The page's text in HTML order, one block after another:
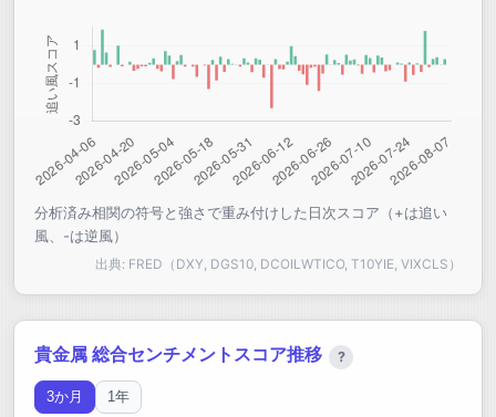
分析済み相関の符号と強さで重み付けした日次スコア（+は追い
風、-は逆風）
出典: FRED（DXY, DGS10, DCOILWTICO, T10YIE, VIXCLS）
貴金属 総合センチメントスコア推移 ?
3か月 1年